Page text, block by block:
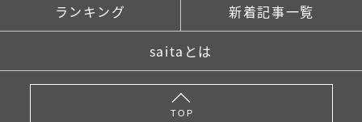
ランキング 新着記事一覧
saitaとは
TOP